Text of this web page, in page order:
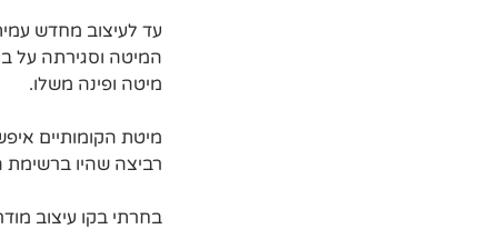
עד לעיצוב מחדש
המיטה וסגירתה על
מיטה ופינה משלו.
מיטת הקומותיים
רביצה שהיו
בחרתי בקו עיצוב